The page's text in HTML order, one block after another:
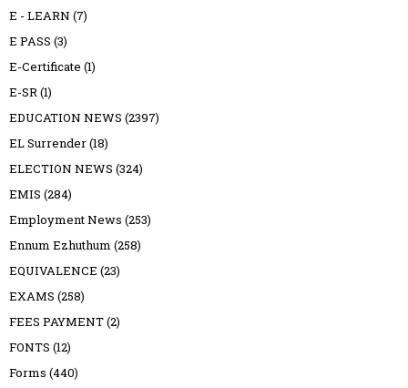
E - LEARN (7)
E PASS (3)
E-Certificate (1)
E-SR(1)
EDUCATION NEWS (2397)
EL Surrender(18)
ELECTION NEWS (324)
EMIS (284)
Employment News (253)
Ennum Ezhuthum (258)
EQUIVALENCE (23)
EXAMS (258)
FEES PAYMENT(2)
FONTS (12)
Forms (440)